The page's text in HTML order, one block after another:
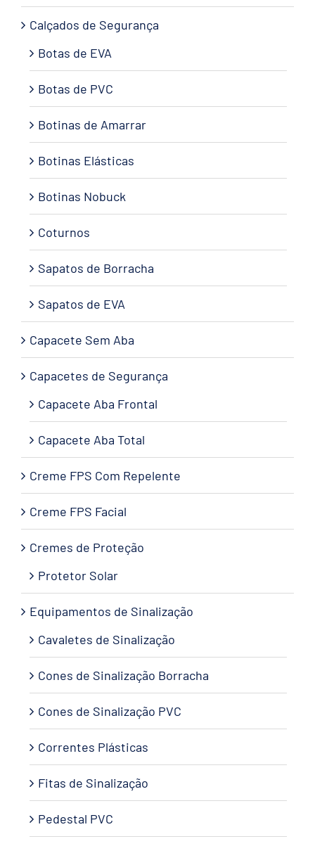
Calçados de Segurança
Botas de EVA
Botas de PVC
Botinas de Amarrar
Botinas Elásticas
Botinas Nobuck
Coturnos
Sapatos de Borracha
Sapatos de EVA
Capacete Sem Aba
Capacetes de Segurança
Capacete Aba Frontal
Capacete Aba Total
Creme FPS Com Repelente
Creme FPS Facial
Cremes de Proteção
Protetor Solar
Equipamentos de Sinalização
Cavaletes de Sinalização
Cones de Sinalização Borracha
Cones de Sinalização PVC
Correntes Plásticas
Fitas de Sinalização
Pedestal PVC